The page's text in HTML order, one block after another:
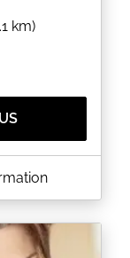
km)
coiffure, le
vous."